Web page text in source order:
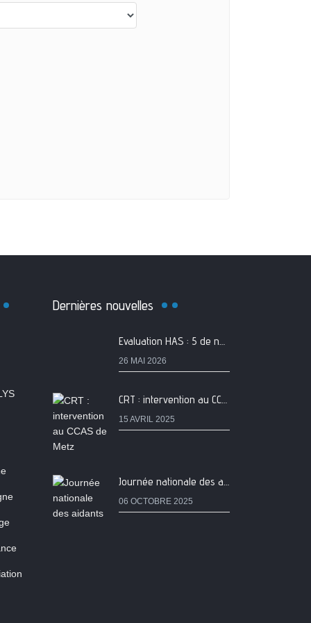
Dernières nouvelles
Evaluation HAS : 5 de nos services classés A
26 MAI 2026
CRT : intervention au CCAS de Metz
15 AVRIL 2025
Journée nationale des aidants
06 OCTOBRE 2025